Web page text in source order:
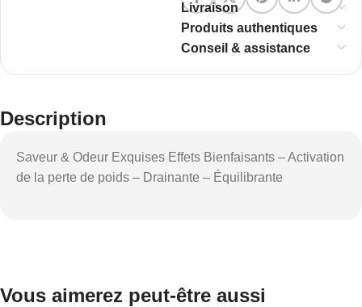
Livraison
Produits authentiques
Conseil & assistance
Description
Saveur & Odeur Exquises Effets Bienfaisants – Activation
de la perte de poids – Drainante – Équilibrante
Vous aimerez peut-être aussi